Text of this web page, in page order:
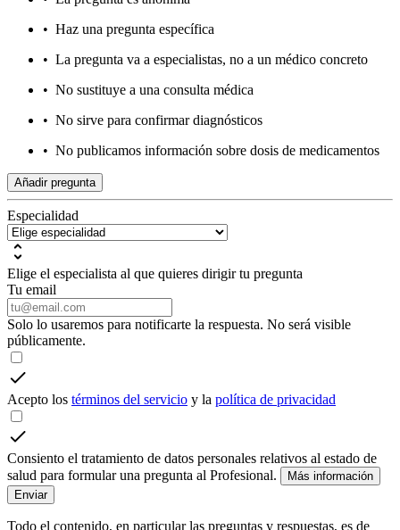
• Haz una pregunta específica
• La pregunta va a especialistas, no a un médico concreto
• No sustituye a una consulta médica
• No sirve para confirmar diagnósticos
• No publicamos información sobre dosis de medicamentos
Añadir pregunta
Especialidad
Elige el especialista al que quieres dirigir tu pregunta
Tu email
Solo lo usaremos para notificarte la respuesta. No será visible
públicamente.
Acepto los términos del servicio y la política de privacidad
Consiento el tratamiento de datos personales relativos al estado de
salud para formular una pregunta al Profesional.
Más información
Enviar
Todo el contenido, en particular las preguntas y respuestas, es de